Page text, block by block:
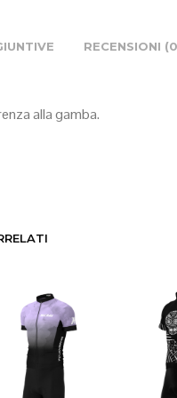
RECENSIONI
alla gamba.